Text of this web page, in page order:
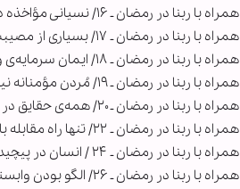
همراه با ربنا در رمضان ـ ۱۶/ نسیانی مؤاخذه دارد که انسان زمینه‌اش را ایجاد کند
همراه با ربنا در رمضان ـ ۱۷/ بسیاری از مصیبت‌ها، به دلیل اعمال و رفتارهای انسان‌ است
همراه با ربنا در رمضان ـ ۱۸/ ایمان سرمایه‌ی وجودی هر انسان مؤمن است
همراه با ربنا در رمضان ـ ۱۹/ مُردن مؤمنانه نیازمند زندگی مؤمنانه است
همراه با ربنا در رمضان ـ ۲۰/ همه‌ی حقایق در قیامت آشکار می‌شود
همراه با ربنا در رمضان ـ ۲۲/ تنها راه مقابله با شیطان توکل است
همراه با ربنا در رمضان ـ ۲۴ / انسان در پیچیدگی‌های زندگی به راهنما نیاز دارد
همراه با ربنا در رمضان ـ ۲۶/ الگو بودن وابسته به مجاهده و خودسازی است